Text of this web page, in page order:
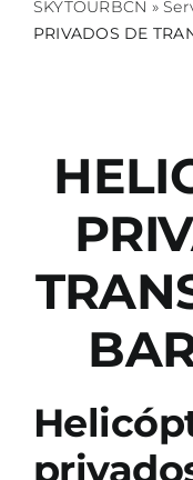
SKYTOURBCN »
PRIVADOS DE